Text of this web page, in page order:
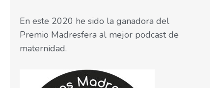
En este 2020 he sido la ganadora del
Premio Madresfera al mejor podcast de
maternidad.